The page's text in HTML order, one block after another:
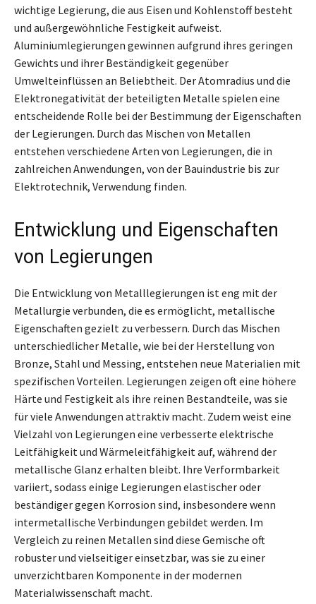
wichtige Legierung, die aus Eisen und Kohlenstoff besteht
und außergewöhnliche Festigkeit aufweist.
Aluminiumlegierungen gewinnen aufgrund ihres geringen
Gewichts und ihrer Beständigkeit gegenüber
Umwelteinflüssen an Beliebtheit. Der Atomradius und die
Elektronegativität der beteiligten Metalle spielen eine
entscheidende Rolle bei der Bestimmung der Eigenschaften
der Legierungen. Durch das Mischen von Metallen
entstehen verschiedene Arten von Legierungen, die in
zahlreichen Anwendungen, von der Bauindustrie bis zur
Elektrotechnik, Verwendung finden.
Entwicklung und Eigenschaften
von Legierungen
Die Entwicklung von Metalllegierungen ist eng mit der
Metallurgie verbunden, die es ermöglicht, metallische
Eigenschaften gezielt zu verbessern. Durch das Mischen
unterschiedlicher Metalle, wie bei der Herstellung von
Bronze, Stahl und Messing, entstehen neue Materialien mit
spezifischen Vorteilen. Legierungen zeigen oft eine höhere
Härte und Festigkeit als ihre reinen Bestandteile, was sie
für viele Anwendungen attraktiv macht. Zudem weist eine
Vielzahl von Legierungen eine verbesserte elektrische
Leitfähigkeit und Wärmeleitfähigkeit auf, während der
metallische Glanz erhalten bleibt. Ihre Verformbarkeit
variiert, sodass einige Legierungen elastischer oder
beständiger gegen Korrosion sind, insbesondere wenn
intermetallische Verbindungen gebildet werden. Im
Vergleich zu reinen Metallen sind diese Gemische oft
robuster und vielseitiger einsetzbar, was sie zu einer
unverzichtbaren Komponente in der modernen
Materialwissenschaft macht.